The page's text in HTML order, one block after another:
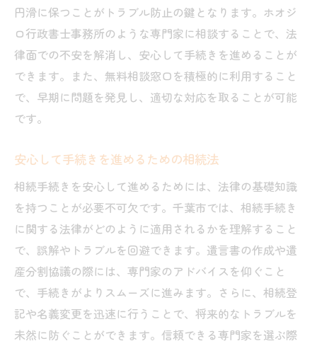
円滑に保つことがトラブル防止の鍵となります。ホオジ
ロ行政書士事務所のような専門家に相談することで、法
律面での不安を解消し、安心して手続きを進めることが
できます。また、無料相談窓口を積極的に利用すること
で、早期に問題を発見し、適切な対応を取ることが可能
です。
安心して手続きを進めるための相続法
相続手続きを安心して進めるためには、法律の基礎知識
を持つことが必要不可欠です。千葉市では、相続手続き
に関する法律がどのように適用されるかを理解すること
で、誤解やトラブルを回避できます。遺言書の作成や遺
産分割協議の際には、専門家のアドバイスを仰ぐこと
で、手続きがよりスムーズに進みます。さらに、相続登
記や名義変更を迅速に行うことで、将来的なトラブルを
未然に防ぐことができます。信頼できる専門家を選ぶ際